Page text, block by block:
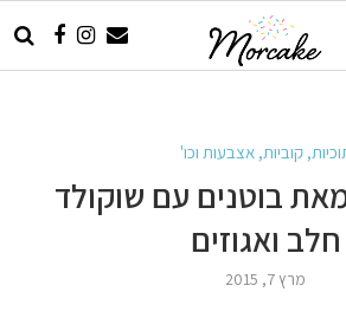
קוביות, אצבעות וכו'
בוטנים עם שוקולד
חלב ואגוזים
מרץ 7, 2015